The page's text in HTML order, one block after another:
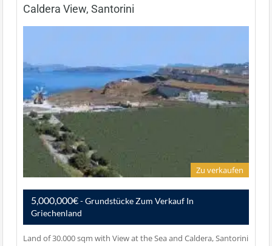
Caldera View, Santorini
Zu verkaufen
5,000,000€- Grundstücke Zum Verkauf In
Griechenland
Land of 30.000 sqm with View at the Sea and Caldera, Santorini